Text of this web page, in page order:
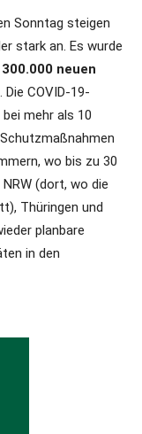
Sonntag steigen
stark an. Es wurde
300.000 neuen
Die COVID-19-
mehr als 10
wo bis zu 30
(dort, wo die
Thüringen und
planbare
in den